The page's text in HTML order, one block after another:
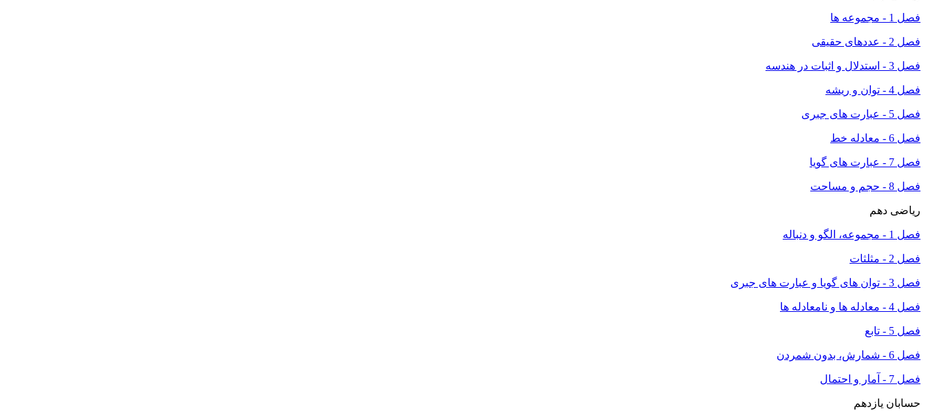
فصل 1 - مجموعه ها
فصل 2 - عددهای حقیقی
فصل 3 - استدلال و اثبات در هندسه
فصل 4 - توان و ریشه
فصل 5 - عبارت های جبری
فصل 6 - معادله خط
فصل 7 - عبارت های گویا
فصل 8 - حجم و مساحت
ریاضی دهم
فصل 1 - مجموعه، الگو و دنباله
فصل 2 - مثلثات
فصل 3 - توان های گویا و عبارت های جبری
فصل 4 - معادله ها و نامعادله ها
فصل 5 - تابع
فصل 6 - شمارش، بدون شمردن
فصل 7 - آمار و احتمال
حسابان یازدهم